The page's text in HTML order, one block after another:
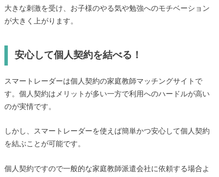
大きな刺激を受け、お子様のやる気や勉強へのモチベーション
が大きく上がります。
安心して個人契約を結べる！
スマートレーダーは個人契約の家庭教師マッチングサイトで
す。個人契約はメリットが多い一方で利用へのハードルが高い
のが実情です。
しかし、スマートレーダーを使えば簡単かつ安心して個人契約
を結ぶことが可能です。
個人契約ですので一般的な家庭教師派遣会社に依頼する場合よ